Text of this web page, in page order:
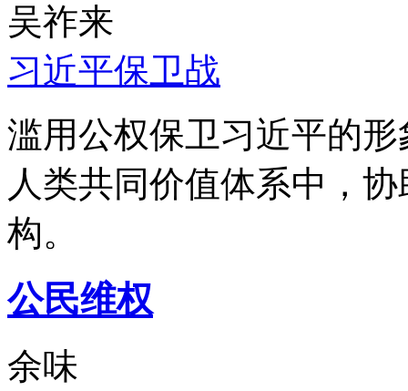
吴祚来
习近平保卫战
滥用公权保卫习近平的
人类共同价值体系中，
构。
公民维权
余味